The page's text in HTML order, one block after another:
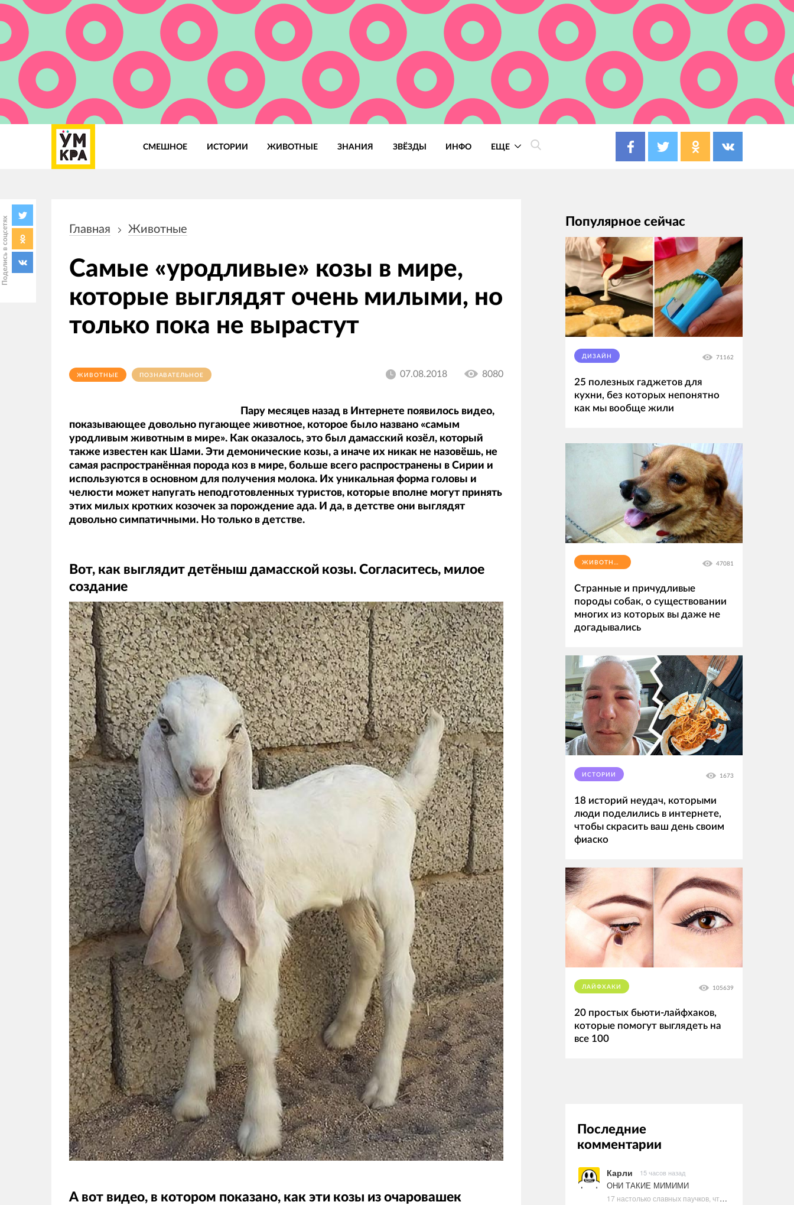
СМЕШНОЕ ИСТОРИИ ЖИВОТНЫЕ ЗНАНИЯ ЗВЁЗДЫ ИНФО ЕЩЕ
Поделись в соцсетях навигации
Главная Животные
Самые «уродливые» козы в мире,
которые выглядят очень милыми, но
только пока не вырастут
ЖИВОТНЫЕ ПОЗНАВАТЕЛЬНОЕ 07.08.2018 8080
Пару месяцев назад в Интернете появилось видео,
показывающее довольно пугающее животное, которое было названо «самым
уродливым животным в мире». Как оказалось, это был дамасский козёл, который
также известен как Шами. Эти демонические козы, а иначе их никак не назовёшь, не
самая распространённая порода коз в мире, больше всего распространены в Сирии и
используются в основном для получения молока. Их уникальная форма головы и
челюсти может напугать неподготовленных туристов, которые вполне могут принять
этих милых кротких козочек за порождение ада. И да, в детстве они выглядят
довольно симпатичными. Но только в детстве.
Вот, как выглядит детёныш дамасской козы. Согласитесь, милое
создание
А вот видео, в котором показано, как эти козы из очаровашек
Популярное сейчас
ДИЗАЙН 71162
25 полезных гаджетов для
кухни, без которых непонятно
как мы вообще жили
ЖИВОТНЫЕ 47081
Странные и причудливые
породы собак, о существовании
многих из которых вы даже не
догадывались
ИСТОРИИ 1673
18 историй неудач, которыми
люди поделились в интернете,
чтобы скрасить ваш день своим
фиаско
ЛАЙФХАКИ 105639
20 простых бьюти-лайфхаков,
которые помогут выглядеть на
все 100
Последние
комментарии
Карли 15 часов назад
ОНИ ТАКИЕ МИМИМИ
17 настолько славных паучков, что даже у арахнофобов появится желание их погладить